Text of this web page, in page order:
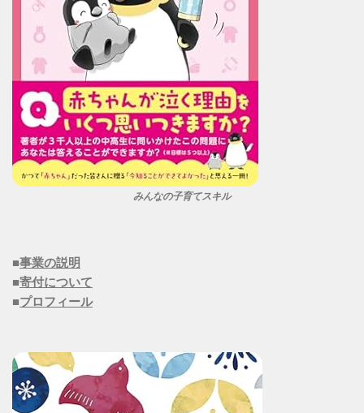
みんなの子育てスキル
■事業の説明
■寄付について
■プロフィール